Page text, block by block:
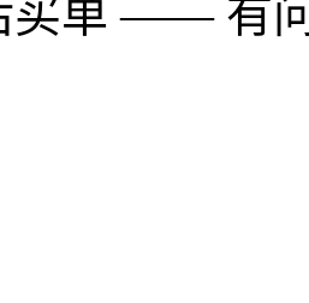
买单 —— 有